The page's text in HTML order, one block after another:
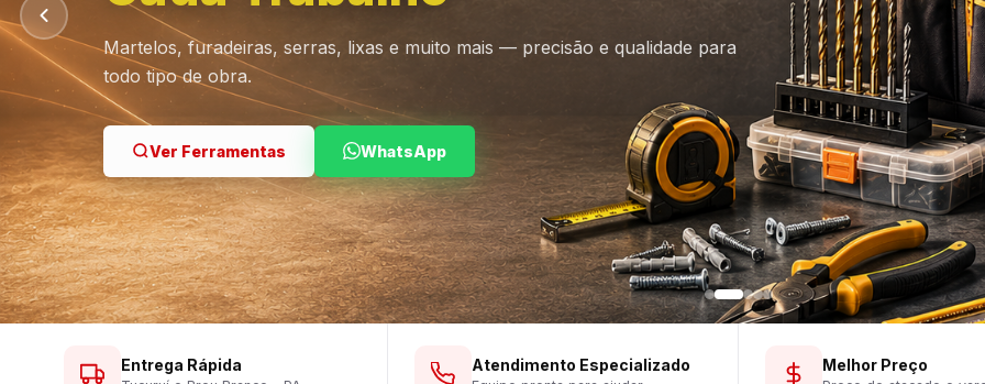
Ver Lustres WhatsApp
Martelos, furadeiras, serras, lixas e muito mais — precisão e qualidade para
todo tipo de obra.
Ver Ferramentas WhatsApp
Ver Tintas WhatsApp
Entrega Rápida Atendimento Especializado Melhor Preço